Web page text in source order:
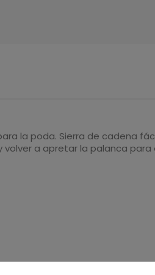
la poda. Sierra de cadena
volver a apretar la palanca